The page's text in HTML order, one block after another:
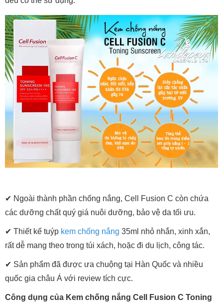
✔ Ngoài thành phần chống nắng, Cell Fusion C còn chứa
các dưỡng chất quý giá nuôi dưỡng, bảo vệ da tối ưu.
✔ Thiết kế tuýp kem chống nắng 35ml nhỏ nhắn, xinh xắn,
rất dễ mang theo trong túi xách, hoặc đi du lịch, công tác.
✔ Sản phẩm đã được ưa chuộng tại Hàn Quốc và nhiều
quốc gia châu Á với review tích cực.
Công dụng của Kem chống nắng Cell Fusion C Toning